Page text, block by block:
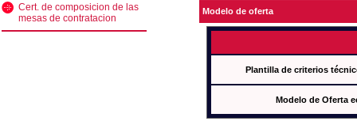
Cert. de composicion de las
mesas de contratacion
Modelo de oferta
Plantilla de criterios
Modelo de Oferta